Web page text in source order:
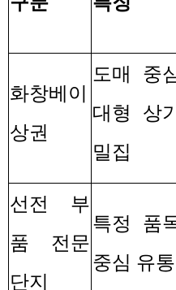
화창베이
상권
도매 중
대형 상
밀집
선전 부
품 전문
단지
특정 품
중심 유통